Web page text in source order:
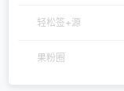
轻松签+源
果粉圈